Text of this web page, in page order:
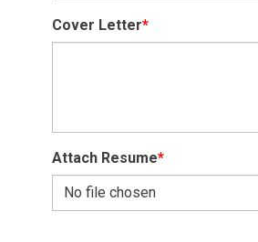
Cover Letter*
Attach Resume*
No file chosen